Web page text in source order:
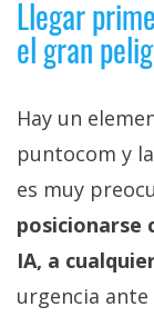
Llegar
el gran
Hay un
puntocom y
es muy
posicionarse
IA, a
urgencia